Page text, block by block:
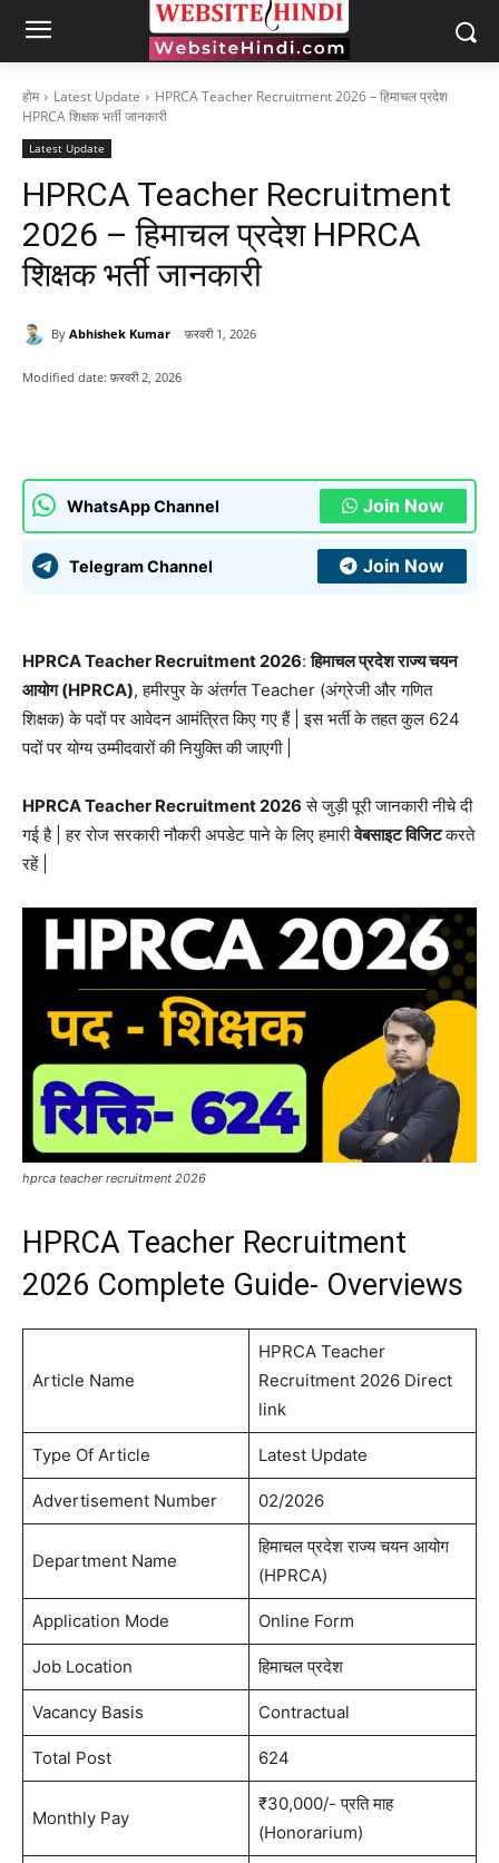
होम Latest Update
HPRCA Teacher Recruitment 2026 – हिमाचल प्रदेश
HPRCA शिक्षक भर्ती जानकारी
Latest Update
HPRCA Teacher Recruitment
2026 – हिमाचल प्रदेश HPRCA
शिक्षक भर्ती जानकारी
By Abhishek Kumar फ़रवरी 1, 2026
Modified date: फ़रवरी 2, 2026
WhatsApp Channel Join Now
Telegram Channel Join Now
HPRCA Teacher Recruitment 2026:हिमाचल प्रदेश राज्य चयन
आयोग (HPRCA), हमीरपुर के अंतर्गत Teacher (अंग्रेजी और गणित
शिक्षक) के पदों पर आवेदन आमंत्रित किए गए हैं | इस भर्ती के तहत कुल 624
पदों पर योग्य उम्मीदवारों की नियुक्ति की जाएगी |
HPRCA Teacher Recruitment 2026 से जुड़ी पूरी जानकारी नीचे दी
गई है | हर रोज सरकारी नौकरी अपडेट पाने के लिए हमारीवेबसाइट विजिटकरते
रहें |
hprca teacher recruitment 2026
HPRCA Teacher Recruitment
2026 Complete Guide- Overviews
Article Name
HPRCA Teacher
Recruitment 2026 Direct
link
Type Of Article Latest Update
Advertisement Number 02/2026
Department Name
हिमाचल प्रदेश राज्य चयन आयोग
(HPRCA)
Application Mode Online Form
Job Location हिमाचल प्रदेश
Vacancy Basis Contractual
Total Post 624
Monthly Pay
₹30,000/- प्रति माह
(Honorarium)